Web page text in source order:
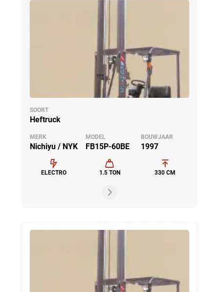
SOORT
Heftruck
MERK
Nichiyu / NYK
MODEL
FB15P-60BE
BOUWJAAR
1997
ELECTRO 1.5 TON 330 CM